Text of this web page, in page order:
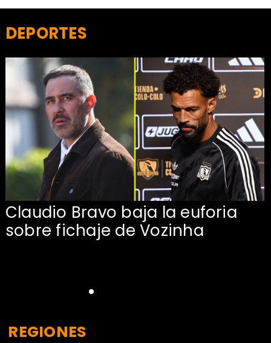
Claudio Bravo baja la euforia
sobre fichaje de Vozinha
DEPORTES
REGIONES